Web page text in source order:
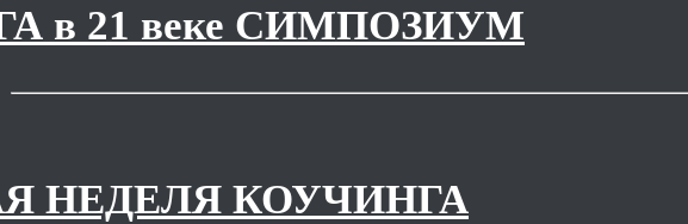
в 21 веке СИМПОЗИУМ
НЕДЕЛЯ КОУЧИНГА